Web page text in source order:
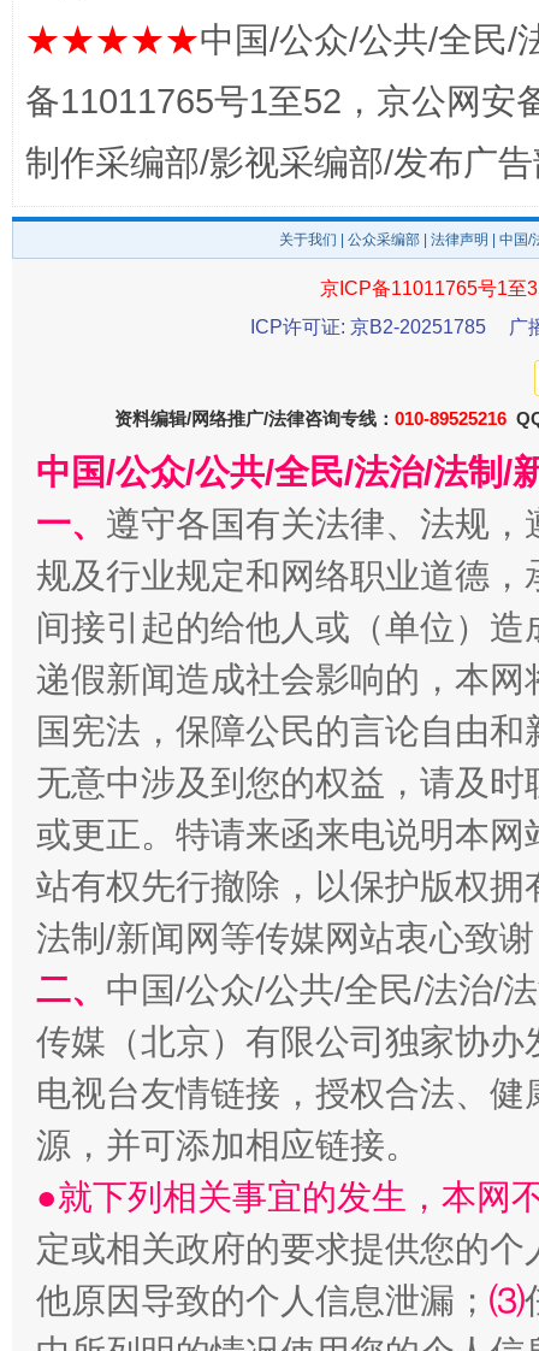
东山县通报“牛蛙产品抗生素超标问题” 法
千年窑火 生生不息
揭开“小金库”的免责幌子
受贿1.44亿！段成刚被判无期 从幼
★★★★★中国/公众/公共/全民/
备11011765号1至52，京公网安
制作采编部/影视采编部/发布广
关于我们 公众采编部 法律声明 | 中国
京ICP备11011765号1至
ICP许可证: 京B2-20251785
广
资料编辑/网络推广/法律咨询专线： 010-89525216
中国/公众/公共/全民/法治/法制/
一、 遵守各国有关法律、法规
规及行业规定和网络职业道德
间接引起的给他人或（单位）
递假新闻造成社会影响的，本
国宪法，保障公民的言论自由
无意中涉及到您的权益，请及
或更正。特请来函来电说明本
站有权先行撤除，以保护版权
法制/新闻网等传媒网站衷心致
二、 中国/公众/公共/全民/法治/
传媒（北京）有限公司独家协
电视台友情链接，授权合法、
源，并可添加相应链接。
●就下列相关事宜的发生，本网
定或相关政府的要求提供您的个
他原因导致的个人信息泄漏； ⑶